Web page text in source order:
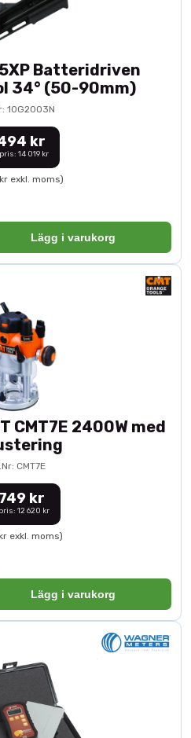
Batteridriven
34° (50-90mm)
10G2003N
kr
14 019 kr
exkl. moms)
Lägg i varukorg
CMT7E 2400W med
CMT7E
kr
12 620 kr
exkl. moms)
Lägg i varukorg